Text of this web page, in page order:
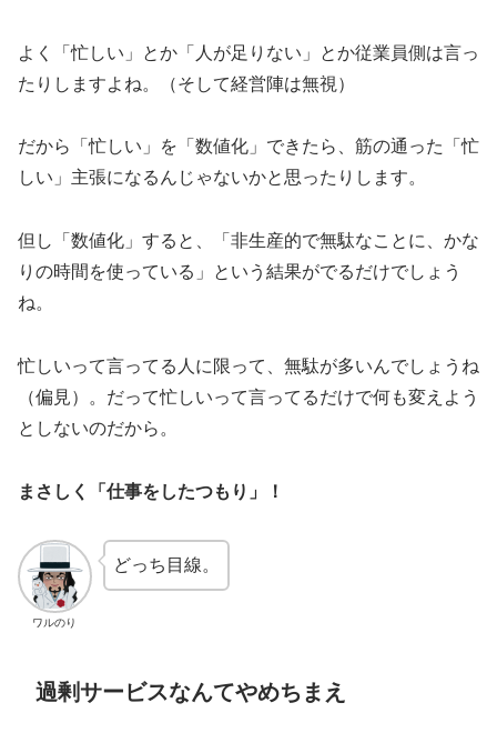
よく「忙しい」とか「人が足りない」とか従業員側は言っ
たりしますよね。（そして経営陣は無視）
だから「忙しい」を「数値化」できたら、筋の通った「忙
しい」主張になるんじゃないかと思ったりします。
但し「数値化」すると、「非生産的で無駄なことに、かな
りの時間を使っている」という結果がでるだけでしょう
ね。
忙しいって言ってる人に限って、無駄が多いんでしょうね
（偏見）。だって忙しいって言ってるだけで何も変えよう
としないのだから。
まさしく「仕事をしたつもり」！
ワルのり
どっち目線。
過剰サービスなんてやめちまえ